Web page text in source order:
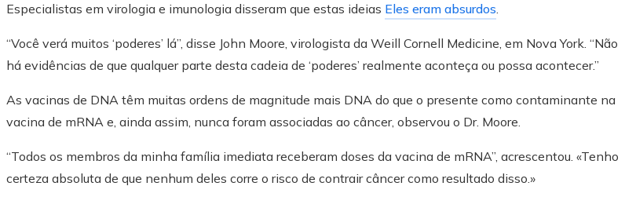
Especialistas em virologia e imunologia disseram que estas ideias Eles eram absurdos.
“Você verá muitos ‘poderes’ lá”, disse John Moore, virologista da Weill Cornell Medicine, em Nova York. “Não
há evidências de que qualquer parte desta cadeia de ‘poderes’ realmente aconteça ou possa acontecer.”
As vacinas de DNA têm muitas ordens de magnitude mais DNA do que o presente como contaminante na
vacina de mRNA e, ainda assim, nunca foram associadas ao câncer, observou o Dr. Moore.
“Todos os membros da minha família imediata receberam doses da vacina de mRNA”, acrescentou. «Tenho
certeza absoluta de que nenhum deles corre o risco de contrair câncer como resultado disso.»